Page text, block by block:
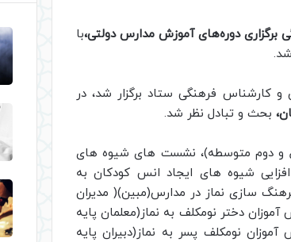
برگزاری دوره‌های آموزش مدارس دولتی،با
کارشناس فرهنگی ستاد برگزار شد، در
بحث و تبادل نظر شد.
و دوم متوسطه)، نشست های شیوه های
شیوه های ایجاد انس کودکان به
سازی نماز در مدارس(مبین)( مدیران
دختر نومکلف به نماز(معلمان پایه
نومکلف پسر به نماز(دبیران پایه